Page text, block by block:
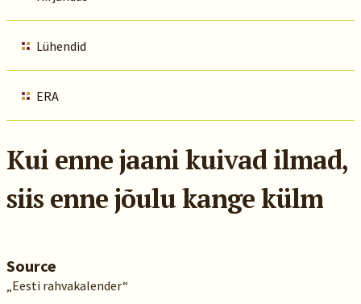
Lühendid
ERA
Kui enne jaani kuivad ilmad,
siis enne jõulu kange külm
Source
„Eesti rahvakalender“